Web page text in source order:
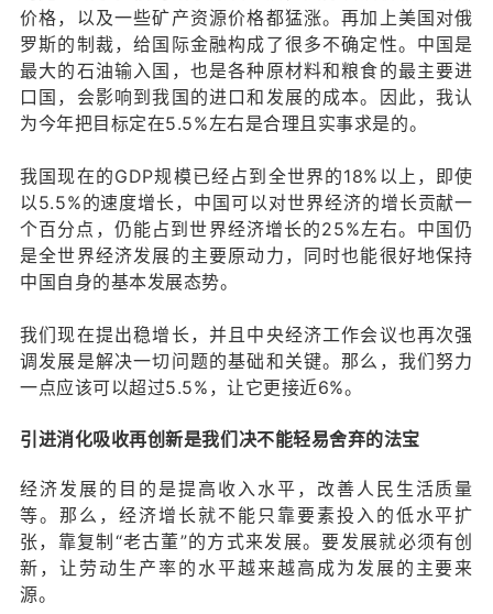
价格，以及一些矿产资源价格都猛涨。再加上美国对俄
罗斯的制裁，给国际金融构成了很多不确定性。中国是
最大的石油输入国，也是各种原材料和粮食的最主要进
口国，会影响到我国的进口和发展的成本。因此，我认
为今年把目标定在5.5%左右是合理且实事求是的。
我国现在的GDP规模已经占到全世界的18%以上，即使
以5.5%的速度增长，中国可以对世界经济的增长贡献一
个百分点，仍能占到世界经济增长的25%左右。中国仍
是全世界经济发展的主要原动力，同时也能很好地保持
中国自身的基本发展态势。
我们现在提出稳增长，并且中央经济工作会议也再次强
调发展是解决一切问题的基础和关键。那么，我们努力
一点应该可以超过5.5%，让它更接近6%。
引进消化吸收再创新是我们决不能轻易舍弃的法宝
经济发展的目的是提高收入水平，改善人民生活质量
等。那么，经济增长就不能只靠要素投入的低水平扩
张，靠复制“老古董”的方式来发展。要发展就必须有创
新，让劳动生产率的水平越来越高成为发展的主要来
源。